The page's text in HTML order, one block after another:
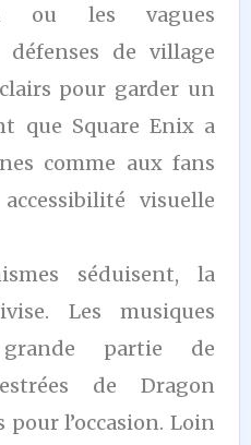
ou les vagues
défenses de village
pour garder un
que Square Enix a
comme aux fans
visuelle
séduisent, la
Les musiques
partie de
de Dragon
pour l’occasion. Loin